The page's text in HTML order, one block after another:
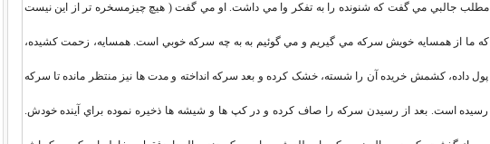
مطلب جالبي مي گفت که شنونده را به تفکر وا مي داشت. او مي گفت ( هيچ چيزمسخره تر از اين نيست
که ما از همسايه خويش سرکه مي گيريم و مي گوئيم به به چه سرکه خوبي است. همسايه، زحمت کشيده،
پول داده، کشمش خريده آن را شسته، خشک کرده و بعد سرکه انداخته و مدت ها نيز منتظر مانده تا سرکه
رسيده است. بعد از رسيدن سرکه را صاف کرده و در کپ ها و شيشه ها ذخيره نموده براي آينده خودش.